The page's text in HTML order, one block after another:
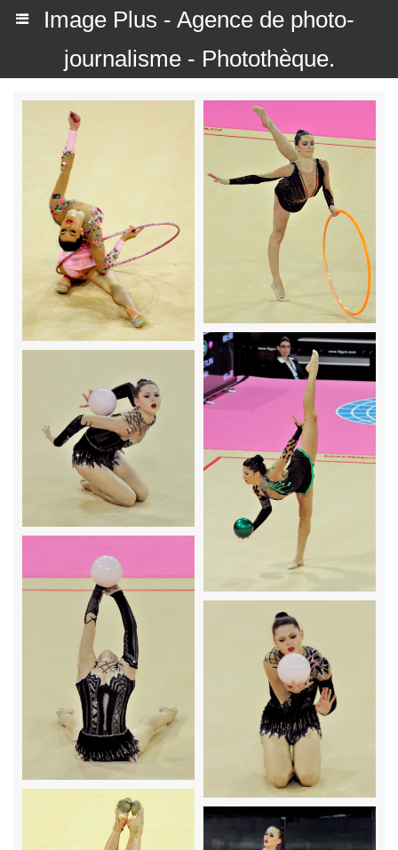
Image Plus - Agence de photo-
journalisme - Photothèque.